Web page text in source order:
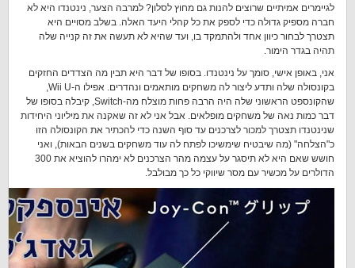
לגיימרים אמיתיים שרוצים להנות גם מחוץ לסלון? למרבה הצער, נינטנדו היא לא
חברה מספיק גדולה כדי לספק את כל קהלי היעד האלה. בשלב מסויים היא
תצטרך לבחור כיוון אחד ולהתמקד בו, ועד שהיא לא תעשה את זה קנייה שלה
תהיה בגדר הימור.
אני, באופן אישי, סומך על נינטנדו. בסופו של דבר היא תבין מה הצדדים החזקים
בקונסולה שלה ותדע ליצור לה משחקים מותאמים ונהדרים. אפילו ה-Wii U,
שהקונספט הראשוני שלה היה הרבה פחות מוצלח מה-Switch, קיבלה בסופו של
דבר כמות נאה של משחקים מופלאים. אבל אני לא זה שאקנה את מיליוני היחידות
שנינטנדו תצטרך למכור לצרכנים עד סוף השנה כדי להכתיר את הקונסולה הזו
כ"הצלחה" (מה שיבטיח שימשיכו לפתח לה עוד משחקים בשנים הבאות), ואני
חושש שאם היא לא תיסגר על עצמה מהר הצרכנים לא ימהרו להוציא את 300
הדולרים על מכשיר עם מסר שיווקי כל כך מבולבל.